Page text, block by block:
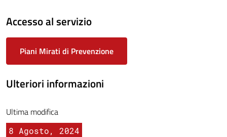
Accesso al servizio
Piani Mirati di Prevenzione
Ulteriori informazioni
Ultima modifica
8 Agosto, 2024